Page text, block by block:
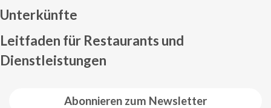
Abonnieren zum Newsletter
Unterkünfte
Leitfaden für Restaurants und
Dienstleistungen